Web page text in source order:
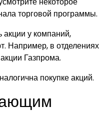
торговой программы.
акции у компаний,
Например, в отделениях
Газпрома.
покупке акций.